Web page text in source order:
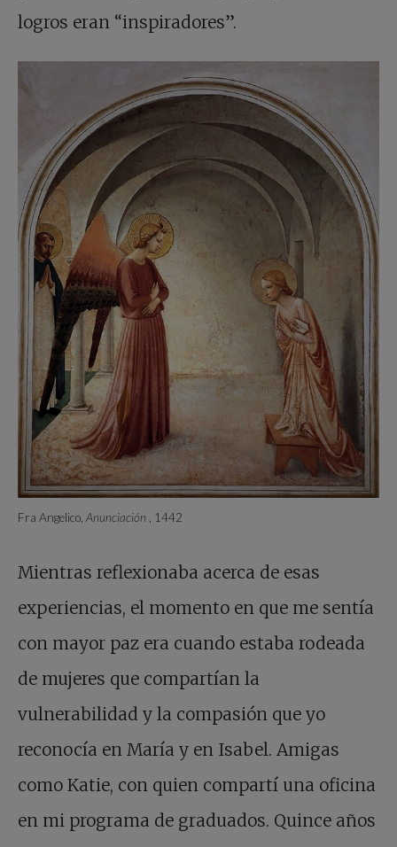
logros eran “inspiradores”.
Fra Angelico, Anunciación , 1442
Mientras reflexionaba acerca de esas
experiencias, el momento en que me sentía
con mayor paz era cuando estaba rodeada
de mujeres que compartían la
vulnerabilidad y la compasión que yo
reconocía en María y en Isabel. Amigas
como Katie, con quien compartí una oficina
en mi programa de graduados. Quince años